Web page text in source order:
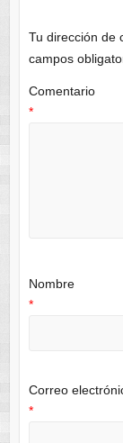
Tu dirección de
campos
Comentario
*
Nombre
*
Correo
*